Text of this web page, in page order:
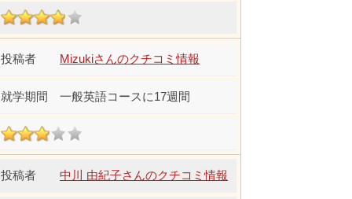
Mizukiさんのクチコミ情報
一般英語コースに17週間
中川 由紀子さんのクチコミ情報